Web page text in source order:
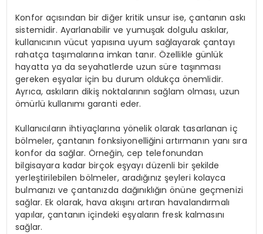
Konfor açısından bir diğer kritik unsur ise, çantanın askı
sistemidir. Ayarlanabilir ve yumuşak dolgulu askılar,
kullanıcının vücut yapısına uyum sağlayarak çantayı
rahatça taşımalarına imkan tanır. Özellikle günlük
hayatta ya da seyahatlerde uzun süre taşınması
gereken eşyalar için bu durum oldukça önemlidir.
Ayrıca, askıların dikiş noktalarının sağlam olması, uzun
ömürlü kullanımı garanti eder.
Kullanıcıların ihtiyaçlarına yönelik olarak tasarlanan iç
bölmeler, çantanın fonksiyonelliğini artırmanın yanı sıra
konfor da sağlar. Örneğin, cep telefonundan
bilgisayara kadar birçok eşyayı düzenli bir şekilde
yerleştirilebilen bölmeler, aradığınız şeyleri kolayca
bulmanızı ve çantanızda dağınıklığın önüne geçmenizi
sağlar. Ek olarak, hava akışını artıran havalandırmalı
yapılar, çantanın içindeki eşyaların fresk kalmasını
sağlar.